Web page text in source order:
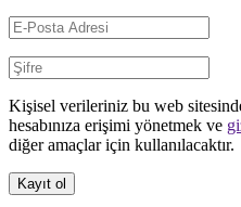
Kişisel verileriniz bu web
hesabınıza erişimi yönetmek ve
diğer amaçlar için kullanılacaktır.
Kayıt ol